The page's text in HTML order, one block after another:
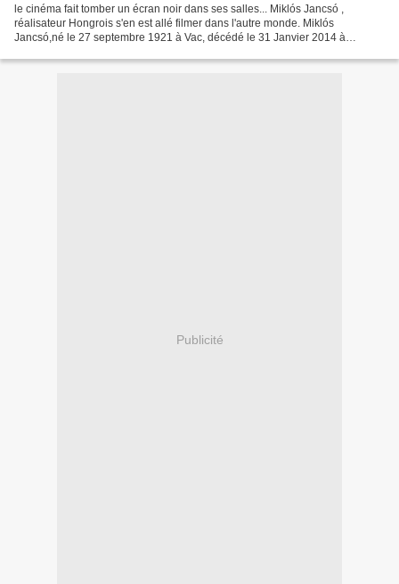
le cinéma fait tomber un écran noir dans ses salles... Miklós Jancsó ,
réalisateur Hongrois s'en est allé filmer dans l'autre monde. Miklós
Jancsó,né le 27 septembre 1921 à Vac, décédé le 31 Janvier 2014 à
Publicité